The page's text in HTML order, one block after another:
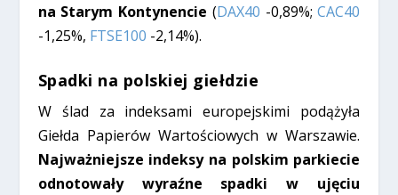
na Starym Kontynencie (DAX40 -0,89%;CAC40
-1,25%, FTSE100 -2,14%).
Spadki na polskiej giełdzie
W ślad za indeksami europejskimi podążyła
Giełda Papierów Wartościowych w Warszawie.
Najważniejsze indeksy na polskim parkiecie
odnotowały wyraźne spadki w ujęciu